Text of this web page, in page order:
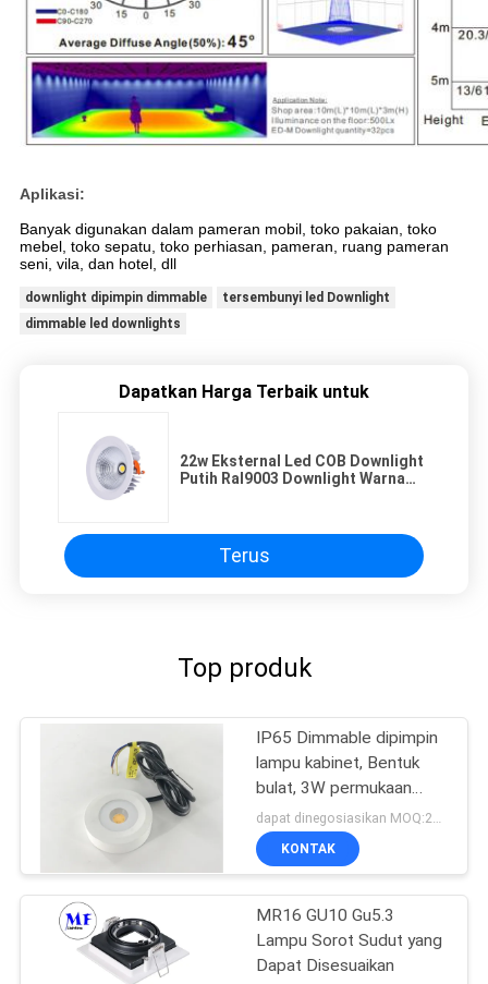
Aplikasi:
Banyak digunakan dalam pameran mobil, toko pakaian, toko
mebel, toko sepatu, toko perhiasan, pameran, ruang pameran
seni, vila, dan hotel, dll
downlight dipimpin dimmable
tersembunyi led Downlight
dimmable led downlights
Dapatkan Harga Terbaik untuk
22w Eksternal Led COB Downlight
Putih Ral9003 Downlight Warna
Terus
Top produk
IP65 Dimmable dipimpin
lampu kabinet, Bentuk
bulat, 3W permukaan
dipasang downlight mini
KONTAK
MR16 GU10 Gu5.3
Lampu Sorot Sudut yang
Dapat Disesuaikan